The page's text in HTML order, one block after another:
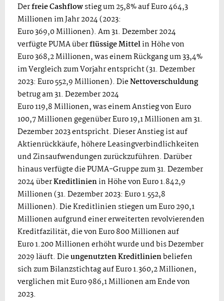
Derfreie Cashflowstieg um 25,8% auf Euro 464,3
Millionen im Jahr 2024 (2023:
Euro 369,0 Millionen). Am 31. Dezember 2024
verfügte PUMA überflüssige Mittelin Höhe von
Euro 368,2 Millionen, was einem Rückgang um 33,4%
im Vergleich zum Vorjahr entspricht (31. Dezember
2023: Euro 552,9 Millionen). DieNettoverschuldung
betrug am 31. Dezember 2024
Euro 119,8 Millionen, was einem Anstieg von Euro
100,7 Millionen gegenüber Euro 19,1 Millionen am 31.
Dezember 2023 entspricht. Dieser Anstieg ist auf
Aktienrückkäufe, höhere Leasingverbindlichkeiten
und Zinsaufwendungen zurückzuführen. Darüber
hinaus verfügte die PUMA-Gruppe zum 31. Dezember
2024 überKreditlinienin Höhe von Euro 1.842,9
Millionen (31. Dezember 2023: Euro 1.552,8
Millionen). Die Kreditlinien stiegen um Euro 290,1
Millionen aufgrund einer erweiterten revolvierenden
Kreditfazilität, die von Euro 800 Millionen auf
Euro 1.200 Millionen erhöht wurde und bis Dezember
2029 läuft. Dieungenutzten Kreditlinienbeliefen
sich zum Bilanzstichtag auf Euro 1.360,2 Millionen,
verglichen mit Euro 986,1 Millionen am Ende von
2023.